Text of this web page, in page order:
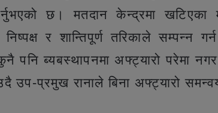
गर्नुभएको छ। मतदान केन्द्रमा
निष्पक्ष र शान्तिपूर्ण तरिकाले
पनि ब्यबस्थापनमा अफ्ट्यारो परेमा
उप-प्रमुख रानाले बिना अफ्ट्यारो